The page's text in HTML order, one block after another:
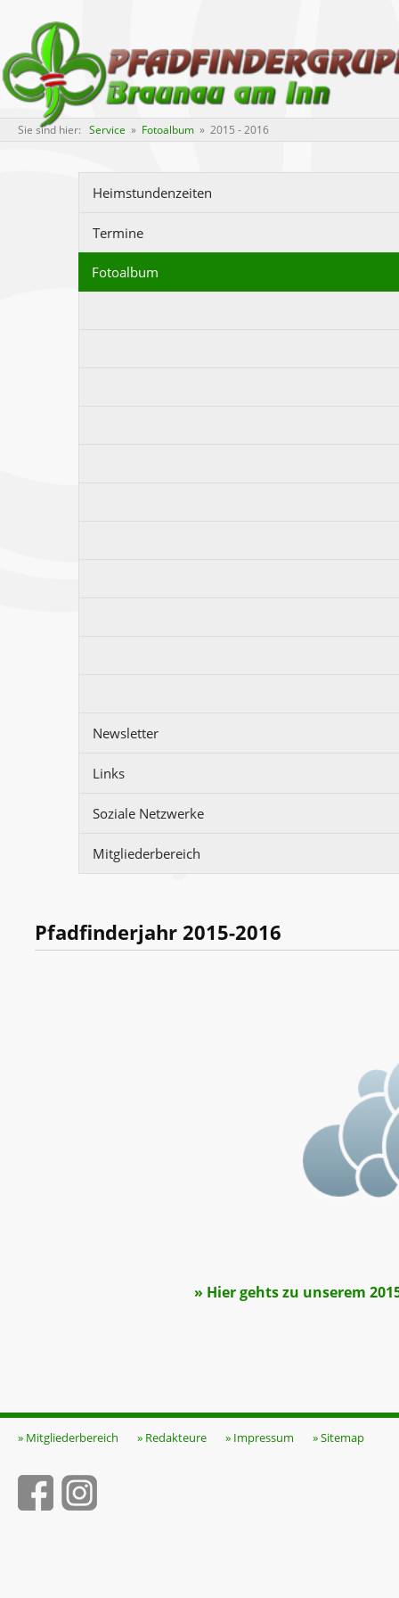
Sie sind hier: Service » Fotoalbum» 2015 - 2016
Heimstundenzeiten
Termine
Fotoalbum
Newsletter
Links
Soziale Netzwerke
Mitgliederbereich
Pfadfinderjahr 2015-2016
» Hier gehts zu unserem
» Mitgliederbereich » Redakteure » Impressum » Sitemap